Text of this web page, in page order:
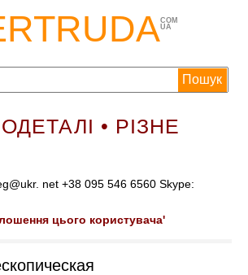
COM
UA
• РІЗНЕ
net +38 095 546 6560 Skype:
цього користувача'